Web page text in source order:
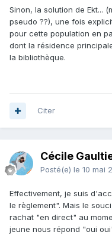
Sinon, la solution de Ekt...
pseudo ??), une fois
pour cette population en
dont la résidence
la bibliothèque.
Citer
Cécile
Posté(e) le 10 mai
Effectivement, je suis
le règlement". Mais le
rachat "en direct" au
jeune nous répond "oui